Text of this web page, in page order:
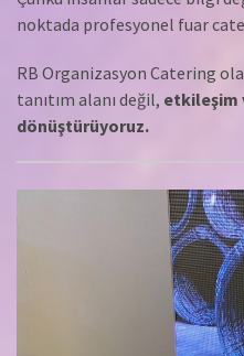
noktada profesyonel fuar
RB Organizasyon Catering
tanıtım alanı değil, etkileşim
dönüştürüyoruz.